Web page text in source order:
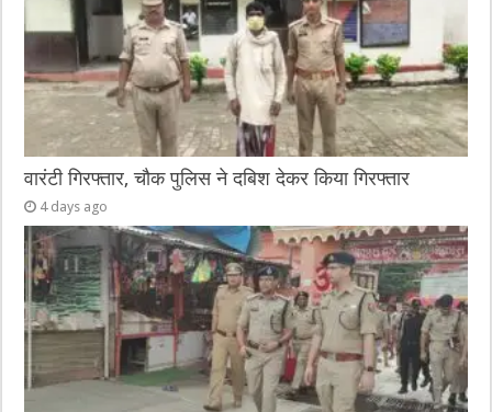
वारंटी गिरफ्तार, चौक पुलिस ने दबिश देकर किया गिरफ्तार
4 days ago